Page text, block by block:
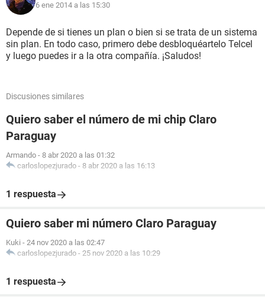
6 ene 2014 a las 15:30
Depende de si tienes un plan o bien si se trata de un sistema
sin plan. En todo caso, primero debe desbloquéartelo Telcel
y luego puedes ir a la otra compañía. ¡Saludos!
Discusiones similares
Quiero saber el número de mi chip Claro
Paraguay
Armando - 8 abr 2020 a las 01:32
carloslopezjurado - 8 abr 2020 a las 16:13
1 respuesta
Quiero saber mi número Claro Paraguay
Kuki - 24 nov 2020 a las 02:47
carloslopezjurado - 25 nov 2020 a las 10:29
1 respuesta